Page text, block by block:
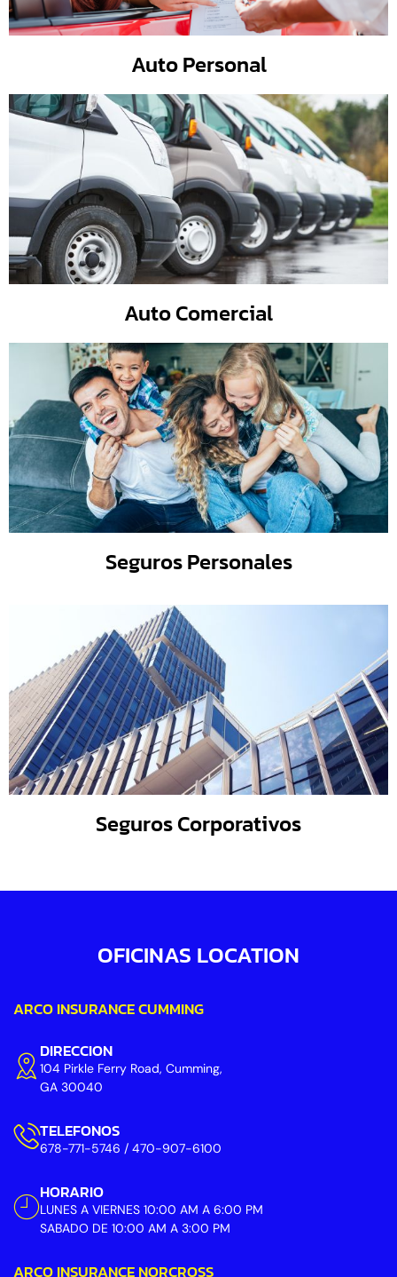
Auto Personal
Auto Comercial
Seguros Personales
Seguros Corporativos
OFICINAS LOCATION
ARCO INSURANCE CUMMING
DIRECCION
104 Pirkle Ferry Road, Cumming,
GA 30040
TELEFONOS
678-771-5746 / 470-907-6100
HORARIO
LUNES A VIERNES 10:00 AM A 6:00 PM
SABADO DE 10:00 AM A 3:00 PM
ARCO INSURANCE NORCROSS